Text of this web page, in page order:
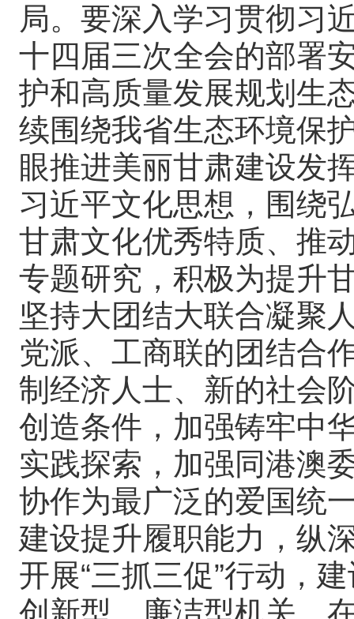
局。要深入学习贯彻习
十四届三次全会的部署
护和高质量发展规划生
续围绕我省生态环境保
眼推进美丽甘肃建设发
习近平文化思想，围绕
甘肃文化优秀特质、推
专题研究，积极为提升
坚持大团结大联合凝聚
党派、工商联的团结合
制经济人士、新的社会
创造条件，加强铸牢中
实践探索，加强同港澳
协作为最广泛的爱国统
建设提升履职能力，纵
开展“三抓三促”行动，